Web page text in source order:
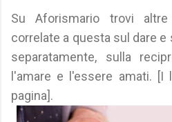
Su Aforismario trovi
correlate a questa sul dare
separatamente, sulla
l'amare e l'essere amati.
pagina].